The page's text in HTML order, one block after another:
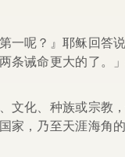
一呢？』耶稣回答
条诫命更大的了。
文化、种族或宗教
家，乃至天涯海角